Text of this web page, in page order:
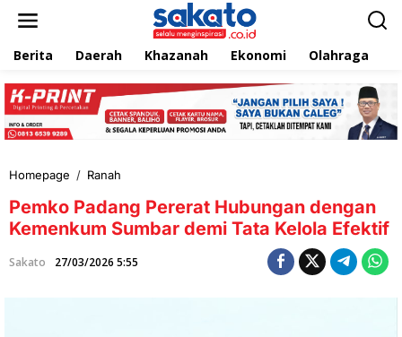
e
k
Berita Daerah Khazanah Ekonomi Olahraga
Homepage / Ranah
m
k
o
P
Pemko Padang Pererat Hubungan dengan
Kemenkum Sumbar demi Tata Kelola Efektif
Sakato 27/03/2026 5:55